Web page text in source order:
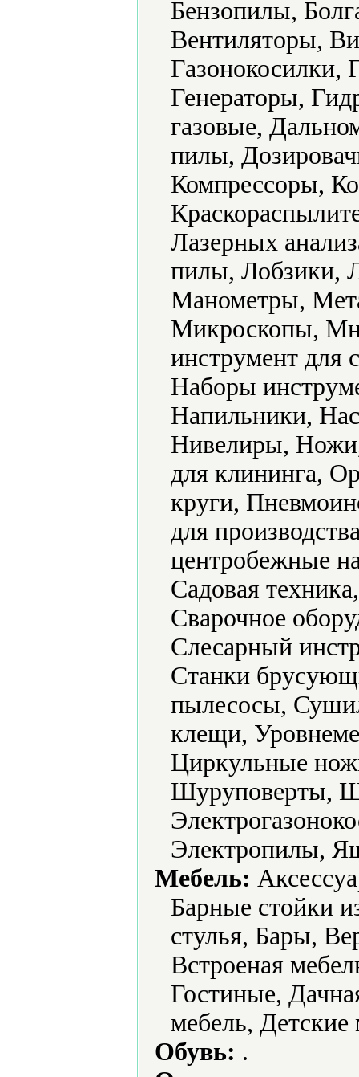
Бензопилы,
Вентиляторы,
Газонокосилки,
Генераторы,
газовые,
пилы,
Компрессоры,
Лазерных
пилы, Лобзики,
Манометры,
Микроскопы,
инструмент
Наборы
Напильники,
Нивелиры,
для клининга,
круги,
для
центробежные
Садовая
Сварочное
Слесарный
Станки
пылесосы,
клещи,
Циркульные
Шуруповерты,
Электропилы,
Мебель:
Барные стойки
стулья, Бары,
Встроеная
Гостиные,
мебель, Детские
Обувь: .